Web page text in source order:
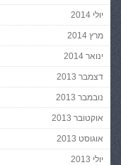
יולי 2014
מרץ 2014
ינואר 2014
דצמבר 2013
נובמבר 2013
אוקטובר 2013
אוגוסט 2013
יולי 2013